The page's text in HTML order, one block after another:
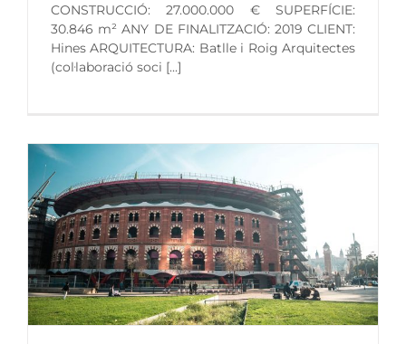
CONSTRUCCIÓ: 27.000.000 € SUPERFÍCIE:
30.846 m² ANY DE FINALITZACIÓ: 2019 CLIENT:
Hines ARQUITECTURA: Batlle i Roig Arquitectes
(col·laboració soci [...]